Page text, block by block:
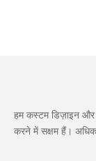
हम कस्टम डिज़ाइन और
करने में सक्षम हैं। अधिक